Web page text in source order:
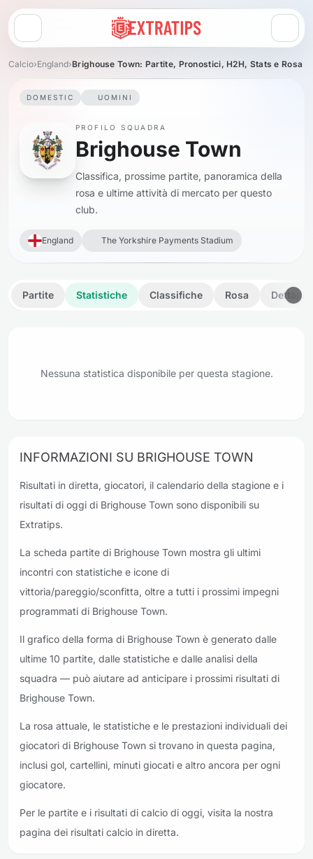
Apri menu
Calcio›England›Brighouse Town: Partite, Pronostici, H2H, Stats e Rosa
DOMESTIC UOMINI
PROFILO SQUADRA
Brighouse Town
Classifica, prossime partite, panoramica della
rosa e ultime attività di mercato per questo
club.
England The Yorkshire Payments Stadium
Partite Statistiche Classifiche Rosa Dettagli
Nessuna statistica disponibile per questa stagione.
INFORMAZIONI SU BRIGHOUSE TOWN
Risultati in diretta, giocatori, il calendario della stagione e i
risultati di oggi di Brighouse Town sono disponibili su
Extratips.
La scheda partite di Brighouse Town mostra gli ultimi
incontri con statistiche e icone di
vittoria/pareggio/sconfitta, oltre a tutti i prossimi impegni
programmati di Brighouse Town.
Il grafico della forma di Brighouse Town è generato dalle
ultime 10 partite, dalle statistiche e dalle analisi della
squadra — può aiutare ad anticipare i prossimi risultati di
Brighouse Town.
La rosa attuale, le statistiche e le prestazioni individuali dei
giocatori di Brighouse Town si trovano in questa pagina,
inclusi gol, cartellini, minuti giocati e altro ancora per ogni
giocatore.
Per le partite e i risultati di calcio di oggi, visita la nostra
pagina dei risultati calcio in diretta.